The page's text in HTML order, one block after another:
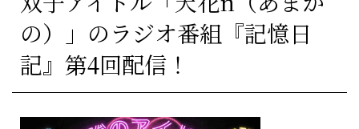
の）」のラジオ番組『記憶日
記』第4回配信！